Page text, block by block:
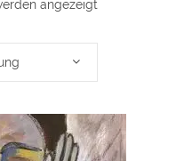
angezeigt